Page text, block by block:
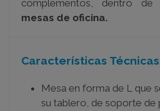
complementos, dentro
mesas de oficina.
Características
Mesa en forma de L que
su tablero, de soporte de